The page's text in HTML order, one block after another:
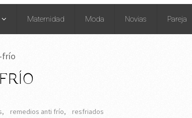
Maternidad Moda Novias Pareja
frío
, remedios anti frío, resfriados